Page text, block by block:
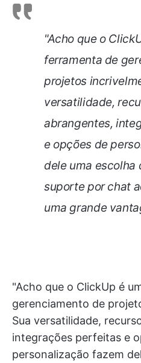
"Acho que o
ferramenta de
projetos
versatilidade,
abrangentes,
e opções de
dele uma escolha
suporte por chat
uma grande
"Acho que o ClickUp é
gerenciamento de
Sua versatilidade,
integrações perfeitas e
personalização fazem